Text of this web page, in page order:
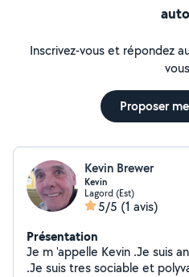
Inscrivez-vous et répondez
Proposer
Kevin Brewer
Kevin
Lagord (Est)
5/5 (1 avis)
Présentation
Je m 'appelle Kevin .Je suis
.Je suis tres sociable et